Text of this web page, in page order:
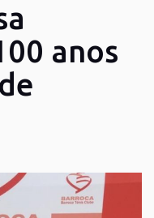
anos